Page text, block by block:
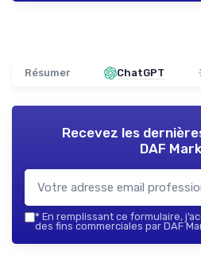
Résumer ChatGPT
Recevez les
DAF
* En remplissant ce formulaire,
des fins commerciales par DAF